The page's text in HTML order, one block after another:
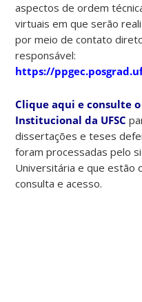
aspectos de ordem
virtuais em que serão
por meio de contato
responsável:
https://
Clique aqui e consulte
Institucional da UFSC
dissertações e teses
foram processadas pelo
Universitária e que estão
consulta e acesso.